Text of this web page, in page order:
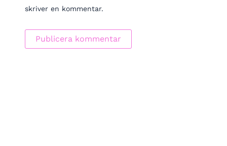
skriver en kommentar.